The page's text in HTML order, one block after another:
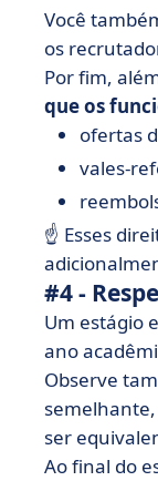
Você
os
Por fim,
que os
ofertas
vales-
☝️ Esses
#4 -
Um estágio
ano
Observe
ser
Ao final do